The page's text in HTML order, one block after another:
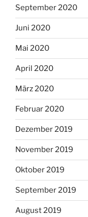
September 2020
Juni 2020
Mai 2020
April 2020
März 2020
Februar 2020
Dezember 2019
November 2019
Oktober 2019
September 2019
August 2019